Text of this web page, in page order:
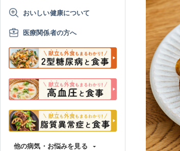
おいしい健康について
医療関係者の方へ
他の病気・お悩みを見る